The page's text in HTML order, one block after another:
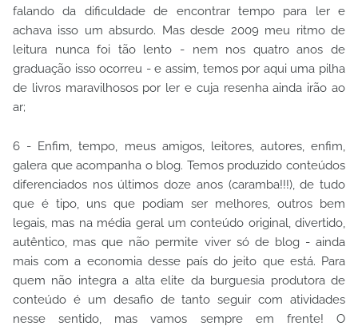
falando da dificuldade de encontrar tempo para ler e
achava isso um absurdo. Mas desde 2009 meu ritmo de
leitura nunca foi tão lento - nem nos quatro anos de
graduação isso ocorreu - e assim, temos por aqui uma pilha
de livros maravilhosos por ler e cuja resenha ainda irão ao
ar;
6 - Enfim, tempo, meus amigos, leitores, autores, enfim,
galera que acompanha o blog. Temos produzido conteúdos
diferenciados nos últimos doze anos (caramba!!!), de tudo
que é tipo, uns que podiam ser melhores, outros bem
legais, mas na média geral um conteúdo original, divertido,
autêntico, mas que não permite viver só de blog - ainda
mais com a economia desse país do jeito que está. Para
quem não integra a alta elite da burguesia produtora de
conteúdo é um desafio de tanto seguir com atividades
nesse sentido, mas vamos sempre em frente! O